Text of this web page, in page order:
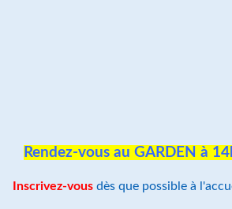
Rendez-vous au GARDEN à
Inscrivez-vousdès que possible à